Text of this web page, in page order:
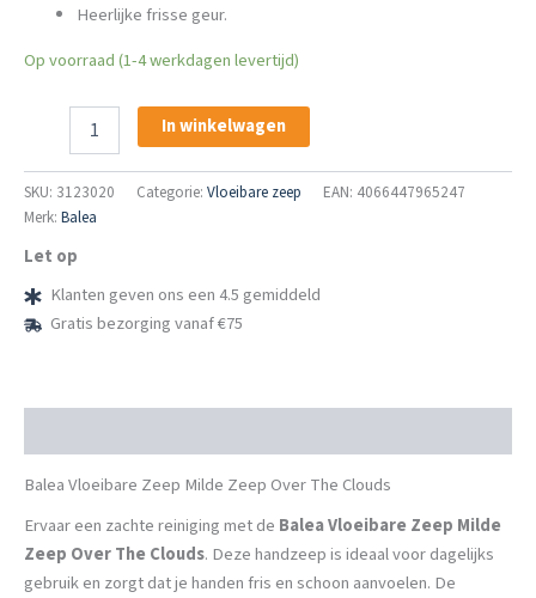
Heerlijke frisse geur.
Op voorraad (1-4 werkdagen levertijd)
Milde
Zeep
The
Clouds
aantal
In winkelwagen
SKU: 3123020 Categorie: Vloeibare zeep
EAN: 4066447965247
Merk: Balea
Let op
Klanten geven ons een 4.5 gemiddeld
Gratis bezorging vanaf €75
Balea Vloeibare Zeep Milde Zeep Over The Clouds
Ervaar een zachte reiniging met de Balea Vloeibare Zeep Milde
Zeep Over The Clouds. Deze handzeep is ideaal voor dagelijks
gebruik en zorgt dat je handen fris en schoon aanvoelen. De